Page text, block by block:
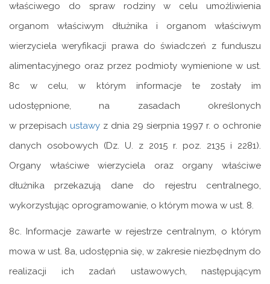
właściwego do spraw rodziny w celu umożliwienia
organom właściwym dłużnika i organom właściwym
wierzyciela weryfikacji prawa do świadczeń z funduszu
alimentacyjnego oraz przez podmioty wymienione w ust.
8c w celu, w którym informacje te zostały im
udostępnione, na zasadach określonych
w przepisach ustawy z dnia 29 sierpnia 1997 r. o ochronie
danych osobowych (Dz. U. z 2015 r. poz. 2135 i 2281).
Organy właściwe wierzyciela oraz organy właściwe
dłużnika przekazują dane do rejestru centralnego,
wykorzystując oprogramowanie, o którym mowa w ust. 8.
8c. Informacje zawarte w rejestrze centralnym, o którym
mowa w ust. 8a, udostępnia się, w zakresie niezbędnym do
realizacji ich zadań ustawowych, następującym